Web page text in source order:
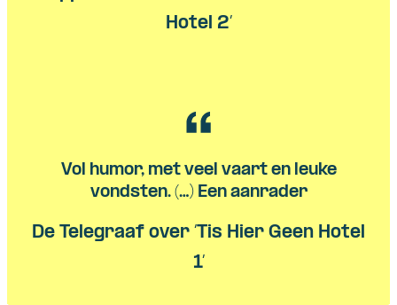
Hotel 2’
Vol humor, met veel vaart en leuke
vondsten. (…) Een aanrader
De Telegraaf over ‘Tis Hier Geen Hotel
1’